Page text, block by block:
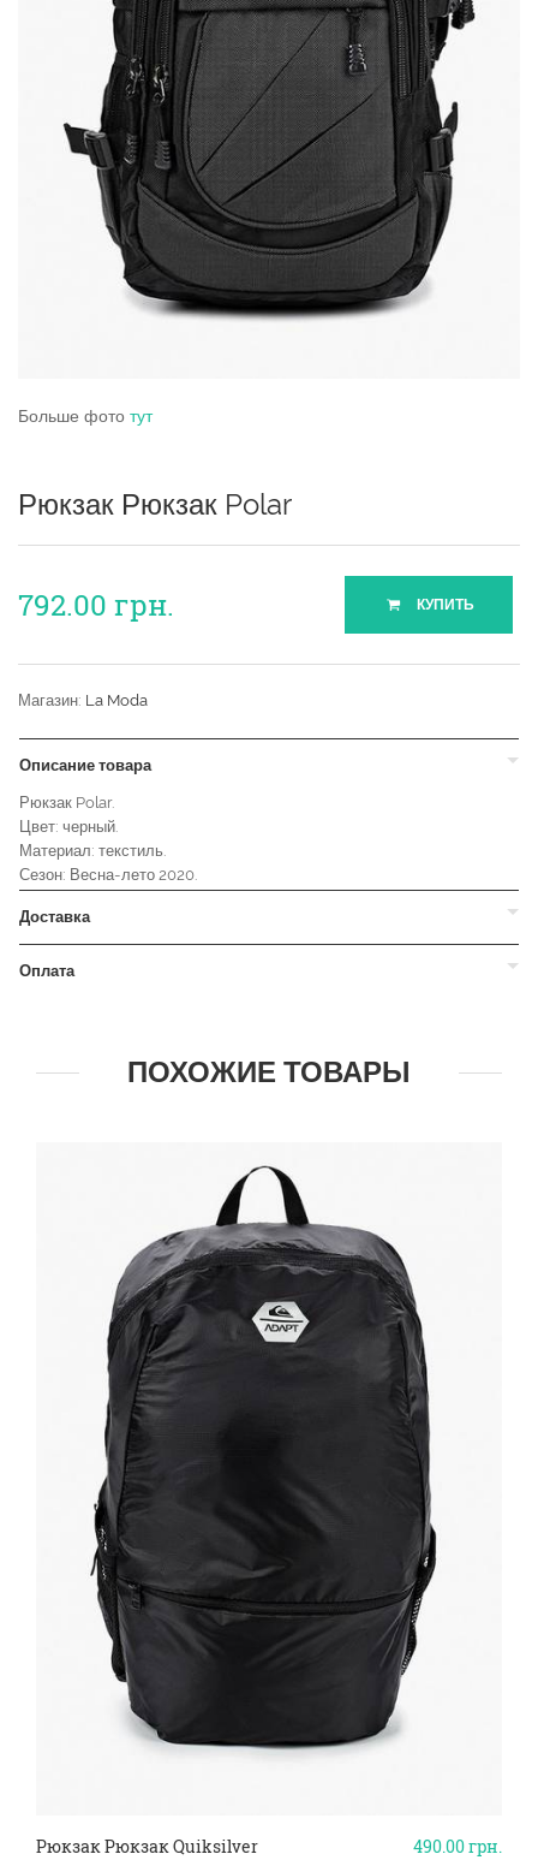
Больше фото тут
Рюкзак Рюкзак Polar
792.00 грн. КУПИТЬ
Магазин: La Moda
Описание товара
Рюкзак Polar.
Цвет: черный.
Материал: текстиль.
Сезон: Весна-лето 2020.
Доставка
Оплата
ПОХОЖИЕ ТОВАРЫ
490.00грн.
Рюкзак Рюкзак Quiksilver